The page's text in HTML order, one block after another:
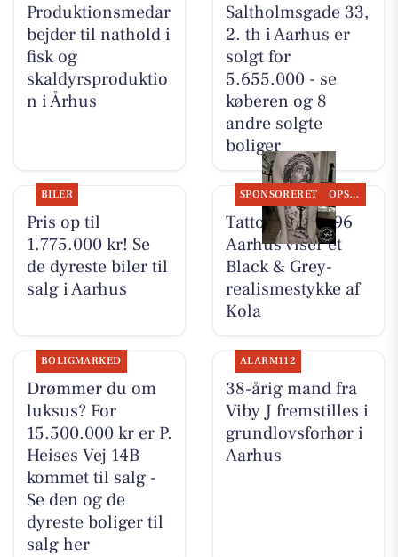
Produktionsmedar
bejder til nathold i
fisk og
skaldyrsproduktio
n i Århus
Saltholmsgade 33,
2. th i Aarhus er
solgt for
5.655.000 - se
køberen og 8
andre solgte
boliger
BILER
Pris op til
1.775.000 kr! Se
de dyreste biler til
salg i Aarhus
SPONSORERET OPSLAGSTAVLEN
Tattoo Studio 96
Aarhus viser et
Black & Grey-
realismestykke af
Kola
BOLIGMARKED
Drømmer du om
luksus? For
15.500.000 kr er P.
Heises Vej 14B
kommet til salg -
Se den og de
dyreste boliger til
salg her
ALARM112
38-årig mand fra
Viby J fremstilles i
grundlovsforhør i
Aarhus